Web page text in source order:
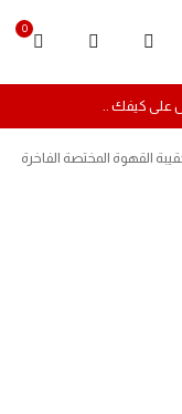
0
على كيفك ..
القهوة المختصة الفاخرة